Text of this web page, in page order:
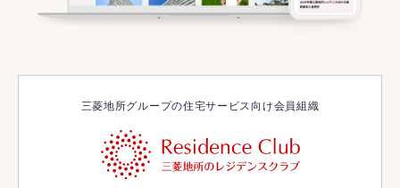
三菱地所グループの住宅サービス向け会員組織